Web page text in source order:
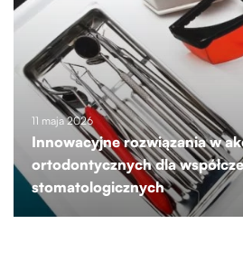
11 maja 2026
Innowacyjne rozwiązania w
ortodontycznych dla
stomatologicznych